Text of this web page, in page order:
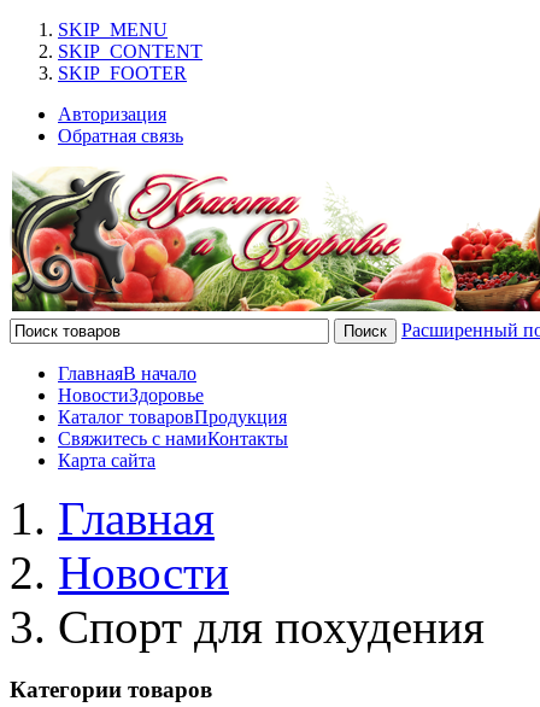
SKIP_MENU
SKIP_CONTENT
SKIP_FOOTER
Авторизация
Обратная связь
Расширенный
ГлавнаяВ начало
НовостиЗдоровье
Каталог товаровПродукция
Свяжитесь с намиКонтакты
Карта сайта
Главная
Новости
Спорт для похудения
Категории товаров